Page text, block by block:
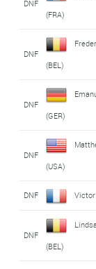
DNF
(FRA)
DNF
(BEL)
DNF
(GER)
DNF
(USA)
DNF Victor
DNF
(BEL)